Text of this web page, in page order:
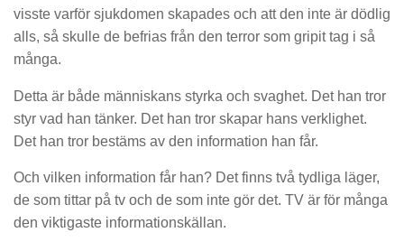
visste varför sjukdomen skapades och att den inte är dödlig
alls, så skulle de befrias från den terror som gripit tag i så
många.
Detta är både människans styrka och svaghet. Det han tror
styr vad han tänker. Det han tror skapar hans verklighet.
Det han tror bestäms av den information han får.
Och vilken information får han? Det finns två tydliga läger,
de som tittar på tv och de som inte gör det. TV är för många
den viktigaste informationskällan.